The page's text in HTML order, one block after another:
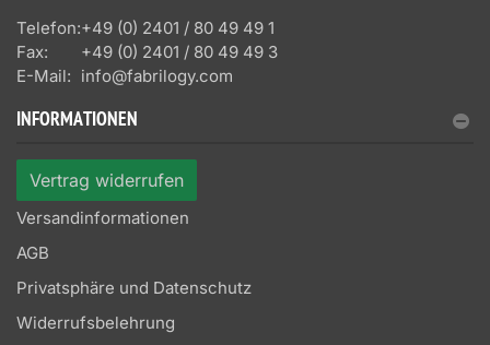
Telefon:+49 (0) 2401 / 80 49 49 1
Fax:
+49 (0) 2401 / 80 49 49 3
E-Mail: info@fabrilogy.com
INFORMATIONEN
Vertrag widerrufen
Versandinformationen
AGB
Privatsphäre und Datenschutz
Widerrufsbelehrung